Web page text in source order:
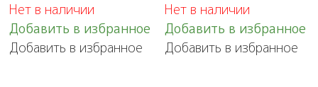
Нет в наличии
Добавить в избранное
Добавить в избранное
Нет в наличии
Добавить в избранное
Добавить в избранное